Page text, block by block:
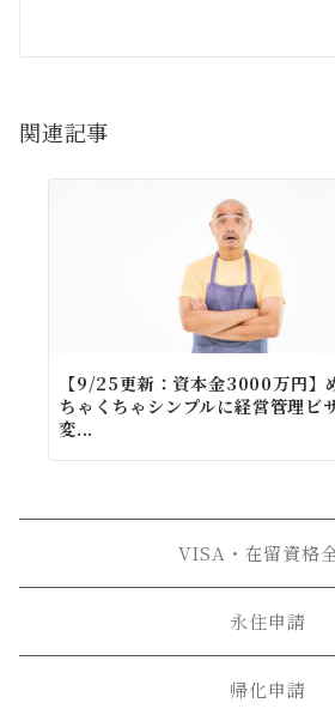
シ
ン
関連記事
【9/25更新：資本金3000万円】
ちゃくちゃシンプルに経営管理ビ
変...
VISA・在留資格
永住申請
帰化申請